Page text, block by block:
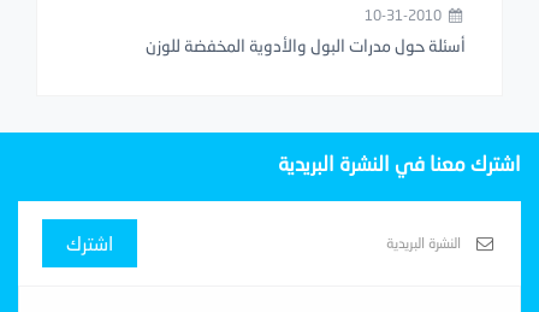
أسئلة حول مدرات البول والأدوية المخفضة للوزن
اشترك معنا في النشرة البريدية
اشترك